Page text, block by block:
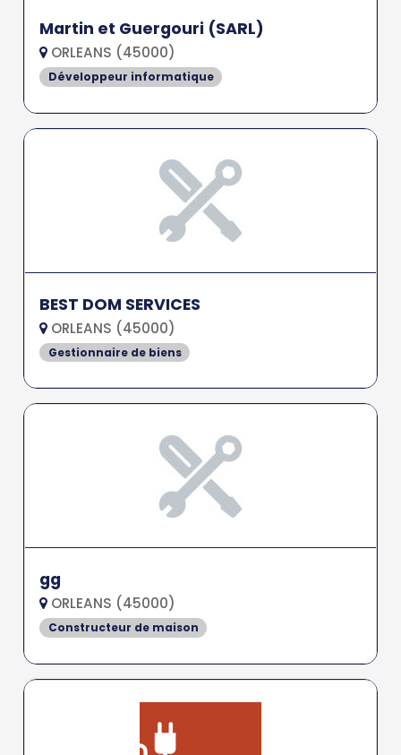
Martin et Guergouri (SARL)
ORLEANS (45000)
Développeur informatique
BEST DOM SERVICES
ORLEANS (45000)
Gestionnaire de biens
gg
ORLEANS (45000)
Constructeur de maison